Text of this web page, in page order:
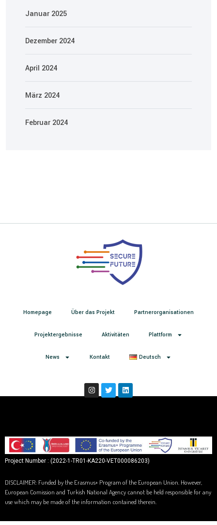
Januar 2025
Dezember 2024
April 2024
März 2024
Februar 2024
Homepage Über das Projekt Partnerorganisationen
Projektergebnisse Aktivitäten Plattform
News Kontakt Deutsch
DISCLAIMER: Funded by the Erasmus+ Program of the European Union. However,
European Comission and Turkish National Agency cannot be held responsible for any
use which may be made of the information contained therein.
Project Number : (2022-1-TR01-KA220-VET000086203)